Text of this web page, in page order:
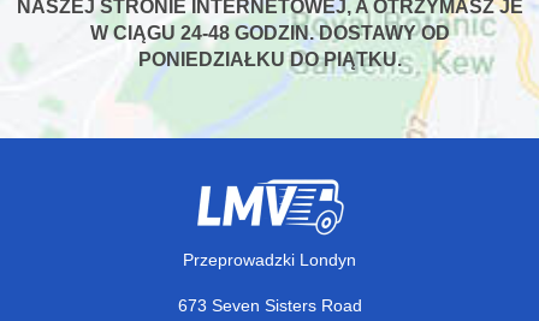
NASZEJ STRONIE INTERNETOWEJ, A OTRZYMASZ JE
W CIĄGU 24-48 GODZIN. DOSTAWY OD
PONIEDZIAŁKU DO PIĄTKU.
Przeprowadzki Londyn
673 Seven Sisters Road